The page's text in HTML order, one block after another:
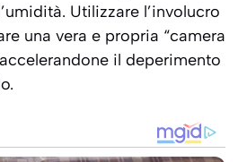
Utilizzare l’involucro
una vera e propria “camera
il deperimento